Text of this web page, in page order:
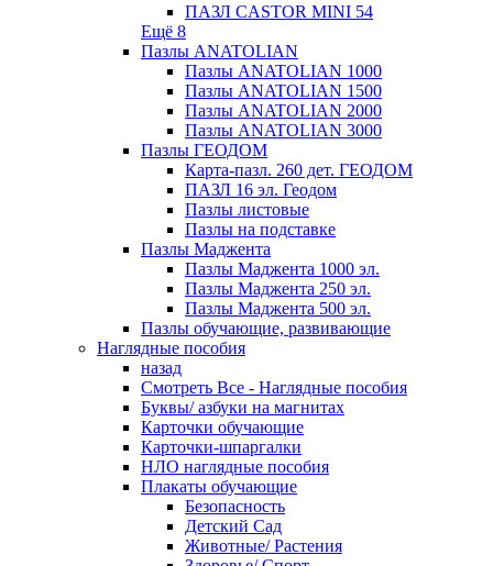
ПАЗЛ CASTOR MINI 54
Ещё 8
Пазлы ANATOLIAN
Пазлы ANATOLIAN 1000
Пазлы ANATOLIAN 1500
Пазлы ANATOLIAN 2000
Пазлы ANATOLIAN 3000
Пазлы ГЕОДОМ
Карта-пазл. 260 дет. ГЕОДОМ
ПАЗЛ 16 эл. Геодом
Пазлы листовые
Пазлы на подставке
Пазлы Маджента
Пазлы Маджента 1000 эл.
Пазлы Маджента 250 эл.
Пазлы Маджента 500 эл.
Пазлы обучающие, развивающие
Наглядные пособия
назад
Смотреть Все - Наглядные пособия
Буквы/ азбуки на магнитах
Карточки обучающие
Карточки-шпаргалки
НЛО наглядные пособия
Плакаты обучающие
Безопасность
Детский Сад
Животные/ Растения